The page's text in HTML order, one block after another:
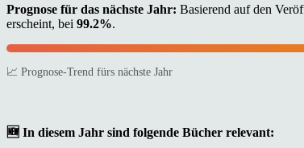
Prognose für das nächste Jahr: Basierend auf den
erscheint, bei 99.2%.
📈 Prognose-Trend fürs nächste Jahr
🆕 In diesem Jahr sind folgende Bücher relevant: